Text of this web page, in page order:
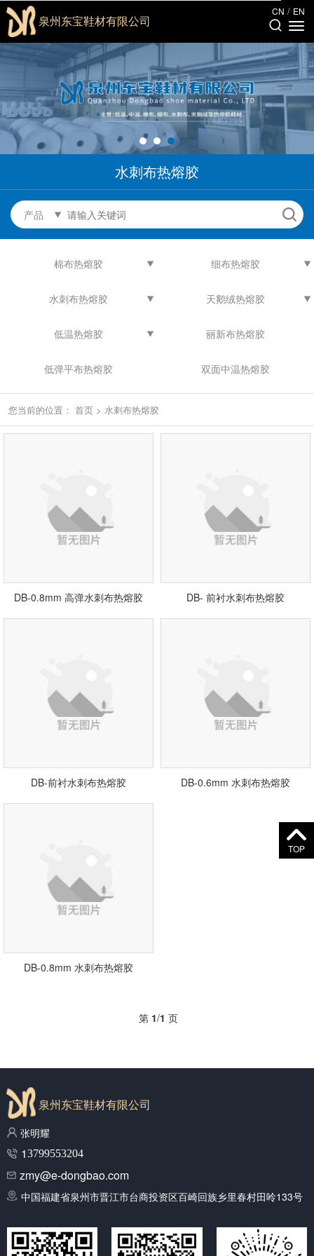
泉州东宝鞋材有限公司
CN / EN
水刺布热熔胶
产品
棉布热熔胶 细布热熔胶
水刺布热熔胶 天鹅绒热熔胶
低温热熔胶 丽新布热熔胶
低弹平布热熔胶 双面中温热熔胶
您当前的位置： 首页 > 水刺布热熔胶
DB-0.8mm 高弹水刺布热熔胶 DB- 前衬水刺布热熔胶
DB-前衬水刺布热熔胶 DB-0.6mm 水刺布热熔胶
DB-0.8mm 水刺布热熔胶
第 1/1 页
泉州东宝鞋材有限公司
张明耀
13799553204
zmy@e-dongbao.com
中国福建省泉州市晋江市台商投资区百崎回族乡里春村田呤133号
TOP